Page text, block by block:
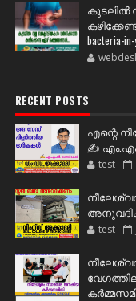
കുടലിൽ
bacteria-
RECENT POSTS
എന്റെ
✍️
test
test